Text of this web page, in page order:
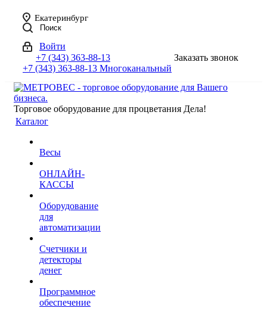
Екатеринбург
Поиск
Войти
+7 (343) 363-88-13
+7 (343) 363-88-13 Многоканальный
Заказать звонок
Торговое оборудование для процветания Дела!
Каталог
Весы
ОНЛАЙН-
КАССЫ
Оборудование
для
автоматизации
Счетчики и
детекторы
денег
Программное
обеспечение